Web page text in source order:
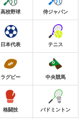
高校野球 侍ジャパン
日本代表 テニス
ラグビー 中央競馬
格闘技 バドミントン